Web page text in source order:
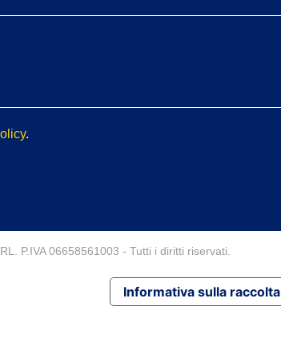
.
P.IVA 06658561003 - Tutti i diritti riservati.
Informativa sulla raccolta